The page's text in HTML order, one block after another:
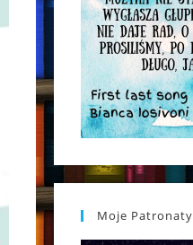
Moje Patronaty